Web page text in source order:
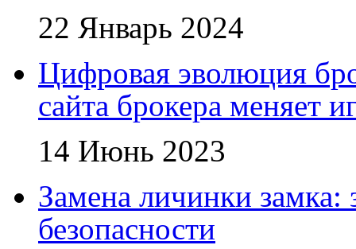
22 Январь 2024
Цифровая эволюция
сайта брокера меняет
14 Июнь 2023
Замена личинки замка:
безопасности